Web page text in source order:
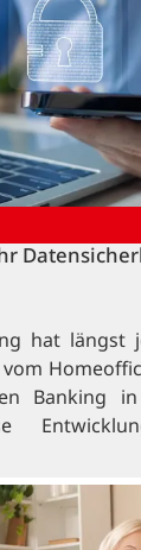
hat längst
Banking in